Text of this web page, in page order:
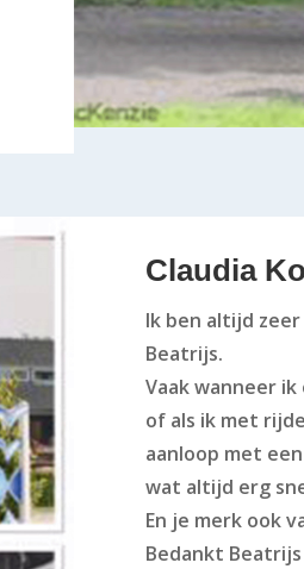
Claudia
Ik ben altijd
Beatrijs.
Vaak wanneer
of als ik met
aanloop met
wat altijd erg
En je merk ook
Bedankt